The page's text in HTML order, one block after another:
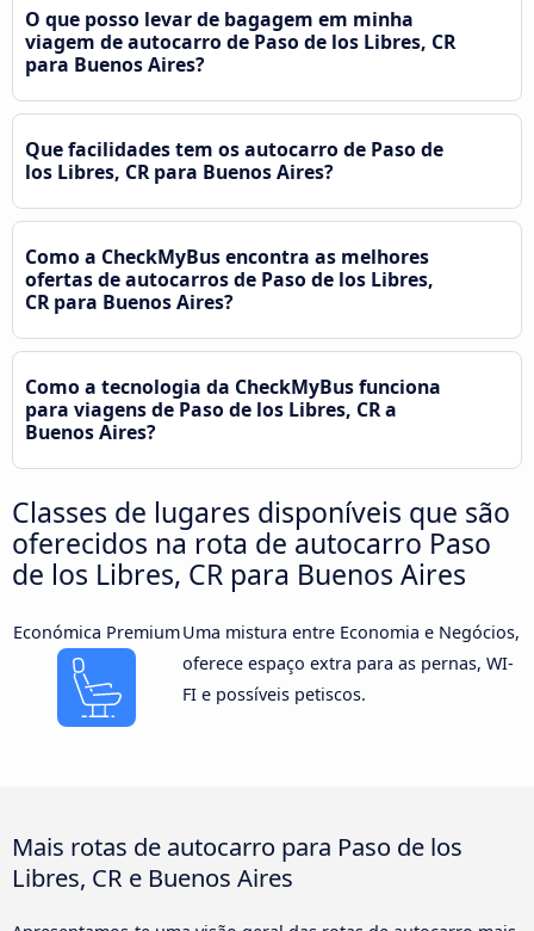
O que posso levar de bagagem em minha
viagem de autocarro de Paso de los Libres, CR
para Buenos Aires?
Que facilidades tem os autocarro de Paso de
los Libres, CR para Buenos Aires?
Como a CheckMyBus encontra as melhores
ofertas de autocarros de Paso de los Libres,
CR para Buenos Aires?
Como a tecnologia da CheckMyBus funciona
para viagens de Paso de los Libres, CR a
Buenos Aires?
Classes de lugares disponíveis que são
oferecidos na rota de autocarro Paso
de los Libres, CR para Buenos Aires
Económica PremiumUma mistura entre Economia e Negócios,
oferece espaço extra para as pernas, WI-
FI e possíveis petiscos.
Mais rotas de autocarro para Paso de los
Libres, CR e Buenos Aires